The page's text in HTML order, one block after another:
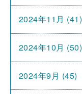
2024年11月 (41)
2024年10月 (50)
2024年9月 (45)